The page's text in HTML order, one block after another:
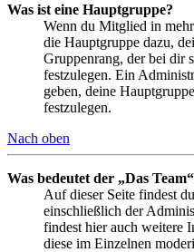
Was ist eine Hauptgruppe?
Wenn du Mitglied in
die Hauptgruppe dazu,
Gruppenrang, der bei dir
festzulegen. Ein
geben, deine
festzulegen.
Nach oben
Was bedeutet der „Das
Auf dieser Seite findest
einschließlich der
findest hier auch weitere
diese im Einzelnen